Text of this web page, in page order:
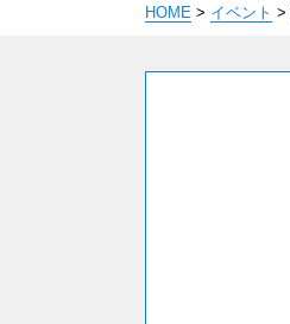
HOME > イベント >